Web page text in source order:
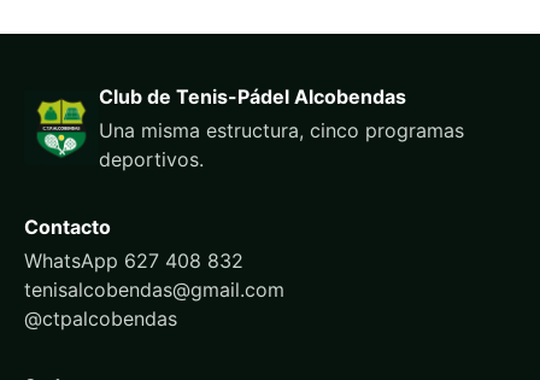
Club de Tenis-Pádel Alcobendas
Una misma estructura, cinco programas
deportivos.
Contacto
WhatsApp 627 408 832
tenisalcobendas@gmail.com
@ctpalcobendas